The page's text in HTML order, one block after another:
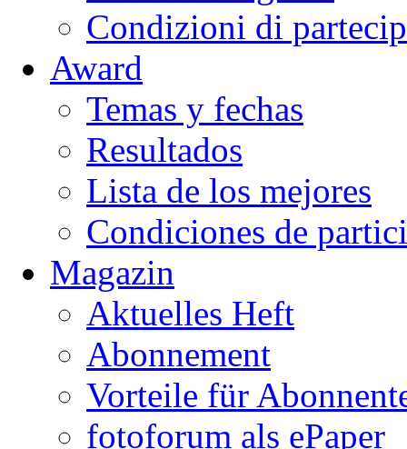
Condizioni di
Award
Temas y fechas
Resultados
Lista de los mejores
Condiciones de
Magazin
Aktuelles Heft
Abonnement
Vorteile für
fotoforum als ePaper